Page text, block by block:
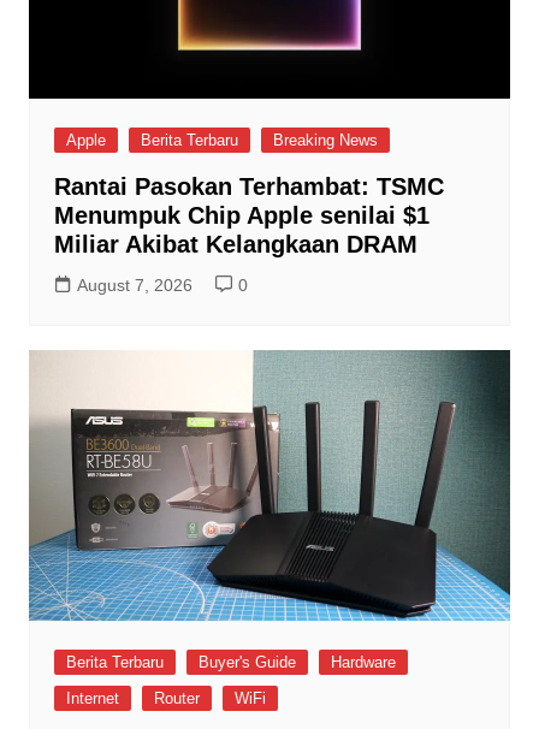
Apple Berita Terbaru Breaking News
Rantai Pasokan Terhambat: TSMC
Menumpuk Chip Apple senilai $1
Miliar Akibat Kelangkaan DRAM
August 7, 2026 0
Berita Terbaru Buyer's Guide
Hardware
Internet
Router WiFi